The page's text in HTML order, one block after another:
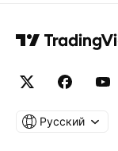
Русский